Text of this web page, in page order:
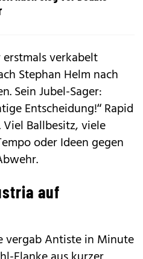
verkabelt
Stephan Helm nach
Sein Jubel-Sager:
Entscheidung!“ Rapid
Ballbesitz, viele
oder Ideen gegen
auf
vergab Antiste in Minute